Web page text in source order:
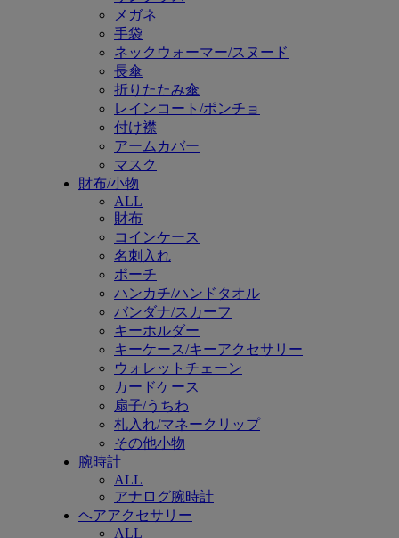
メガネ
手袋
ネックウォーマー/スヌード
長傘
折りたたみ傘
レインコート/ポンチョ
付け襟
アームカバー
マスク
財布/小物
ALL
財布
コインケース
名刺入れ
ポーチ
ハンカチ/ハンドタオル
バンダナ/スカーフ
キーホルダー
キーケース/キーアクセサリー
ウォレットチェーン
カードケース
扇子/うちわ
札入れ/マネークリップ
その他小物
腕時計
ALL
アナログ腕時計
ヘアアクセサリー
ALL